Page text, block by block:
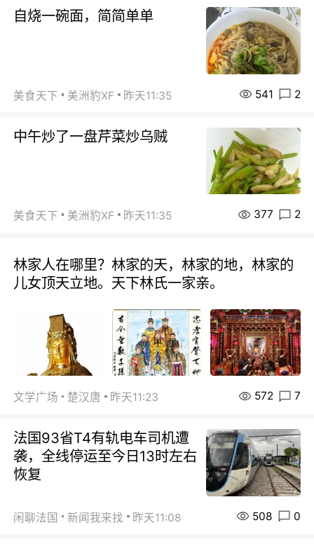
自烧一碗面，简简单单
美食天下 美洲豹XF 昨天11:35 541 2
中午炒了一盘芹菜炒乌贼
美食天下 美洲豹XF 昨天11:35 377 2
林家人在哪里？林家的天，林家的地，林家的
儿女顶天立地。天下林氏一家亲。
文学广场 楚汉唐 昨天11:23 572 7
法国93省T4有轨电车司机遭
袭，全线停运至今日13时左右
恢复
闲聊法国 新闻我来找 昨天11:08 508 0